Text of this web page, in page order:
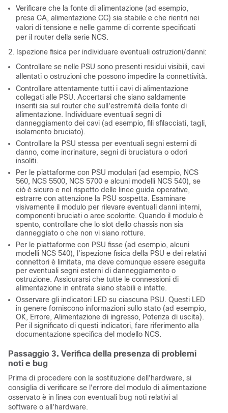
Verificare che la fonte di alimentazione (ad esempio,
presa CA, alimentazione CC) sia stabile e che rientri nei
valori di tensione e nelle gamme di corrente specificati
per il router della serie NCS.
2. Ispezione fisica per individuare eventuali ostruzioni/danni:
Controllare se nelle PSU sono presenti residui visibili, cavi
allentati o ostruzioni che possono impedire la connettività.
Controllare attentamente tutti i cavi di alimentazione
collegati alle PSU. Accertarsi che siano saldamente
inseriti sia sul router che sull'estremità della fonte di
alimentazione. Individuare eventuali segni di
danneggiamento dei cavi (ad esempio, fili sfilacciati, tagli,
isolamento bruciato).
Controllare la PSU stessa per eventuali segni esterni di
danno, come incrinature, segni di bruciatura o odori
insoliti.
Per le piattaforme con PSU modulari (ad esempio, NCS
560, NCS 5500, NCS 5700 e alcuni modelli NCS 540), se
ciò è sicuro e nel rispetto delle linee guida operative,
estrarre con attenzione la PSU sospetta. Esaminare
visivamente il modulo per rilevare eventuali danni interni,
componenti bruciati o aree scolorite. Quando il modulo è
spento, controllare che lo slot dello chassis non sia
danneggiato o che non vi siano rotture.
Per le piattaforme con PSU fisse (ad esempio, alcuni
modelli NCS 540), l'ispezione fisica della PSU e dei relativi
connettori è limitata, ma deve comunque essere eseguita
per eventuali segni esterni di danneggiamento o
ostruzione. Assicurarsi che tutte le connessioni di
alimentazione in entrata siano stabili e intatte.
Osservare gli indicatori LED su ciascuna PSU. Questi LED
in genere forniscono informazioni sullo stato (ad esempio,
OK, Errore, Alimentazione di ingresso, Potenza di uscita).
Per il significato di questi indicatori, fare riferimento alla
documentazione specifica del modello NCS.
Passaggio 3. Verifica della presenza di problemi
noti e bug
Prima di procedere con la sostituzione dell'hardware, si
consiglia di verificare se l'errore del modulo di alimentazione
osservato è in linea con eventuali bug noti relativi al
software o all'hardware.